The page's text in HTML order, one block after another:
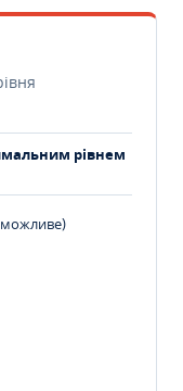
рівнем
можливе)